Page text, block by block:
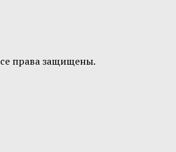
права защищены.